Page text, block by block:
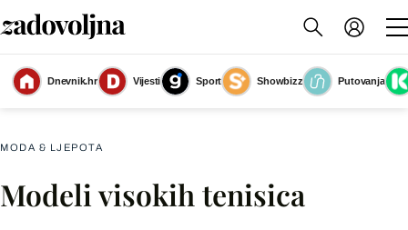
Dnevnik.hr Vijesti Sport Showbizz
Putovanja
Slika nije dostupna
MODA & LJEPOTA
Modeli visokih tenisica
Facebook